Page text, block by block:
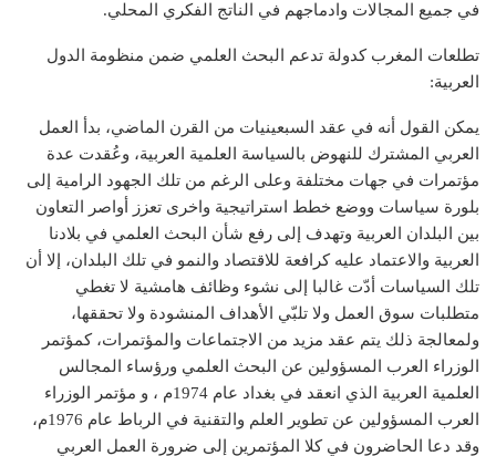
في جميع المجالات وادماجهم في الناتج الفكري المحلي.
تطلعات المغرب كدولة تدعم البحث العلمي ضمن منظومة الدول
العربية:
يمكن القول أنه في عقد السبعينيات من القرن الماضي، بدأ العمل
العربي المشترك للنهوض بالسياسة العلمية العربية، وعُقدت عدة
مؤتمرات في جهات مختلفة وعلى الرغم من تلك الجهود الرامية إلى
بلورة سياسات ووضع خطط استراتيجية واخرى تعزز أواصر التعاون
بين البلدان العربية وتهدف إلى رفع شأن البحث العلمي في بلادنا
العربية والاعتماد عليه كرافعة للاقتصاد والنمو في تلك البلدان، إلا أن
تلك السياسات أدّت غالبا إلى نشوء وظائف هامشية لا تغطي
متطلبات سوق العمل ولا تلبّي الأهداف المنشودة ولا تحققها،
ولمعالجة ذلك يتم عقد مزيد من الاجتماعات والمؤتمرات، كمؤتمر
الوزراء العرب المسؤولين عن البحث العلمي ورؤساء المجالس
العلمية العربية الذي انعقد في بغداد عام 1974م ، و مؤتمر الوزراء
العرب المسؤولين عن تطوير العلم والتقنية في الرباط عام 1976م،
وقد دعا الحاضرون في كلا المؤتمرين إلى ضرورة العمل العربي